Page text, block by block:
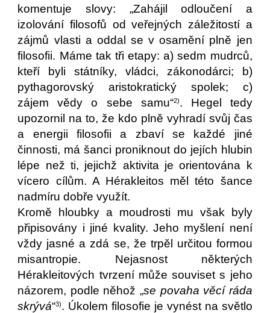
komentuje slovy: „Zahájil odloučení a
izolování filosofů od veřejných záležitostí a
zájmů vlasti a oddal se v osamění plně jen
filosofii. Máme tak tři etapy: a) sedm mudrců,
kteří byli státníky, vládci, zákonodárci; b)
pythagorovský aristokratický spolek; c)
zájem vědy o sebe samu“2). Hegel tedy
upozornil na to, že kdo plně vyhradí svůj čas
a energii filosofii a zbaví se každé jiné
činnosti, má šanci proniknout do jejích hlubin
lépe než ti, jejichž aktivita je orientována k
vícero cílům. A Hérakleitos měl této šance
nadmíru dobře využít.
Kromě hloubky a moudrosti mu však byly
připisovány i jiné kvality. Jeho myšlení není
vždy jasné a zdá se, že trpěl určitou formou
misantropie. Nejasnost některých
Hérakleitových tvrzení může souviset s jeho
názorem, podle něhož „se povaha věcí ráda
skrývá“3). Úkolem filosofie je vynést na světlo